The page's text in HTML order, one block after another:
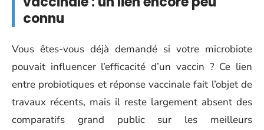
connu
Vous êtes-vous déjà demandé si votre microbiote
pouvait influencer l’efficacité d’un vaccin ? Ce lien
entre probiotiques et réponse vaccinale fait l’objet de
travaux récents, mais il reste largement absent des
comparatifs grand public sur les meilleurs